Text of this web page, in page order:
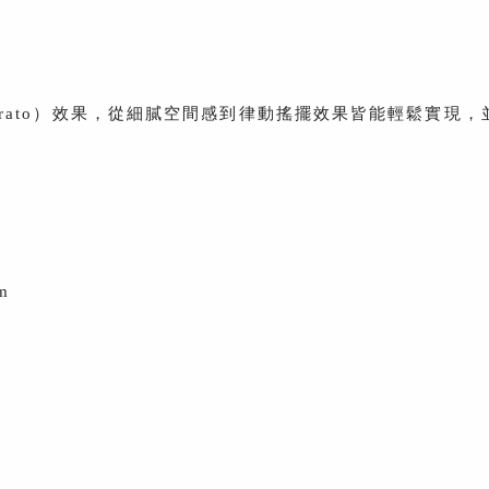
）效果，從細膩空間感到律動搖擺效果皆能輕鬆實現